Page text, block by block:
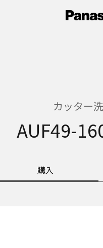
カッター
AUF49-
購入